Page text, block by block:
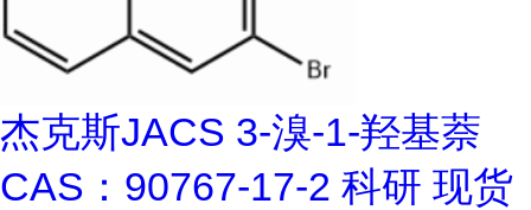
杰克斯JACS 3-溴-1-羟基萘
CAS：90767-17-2 科研 现货